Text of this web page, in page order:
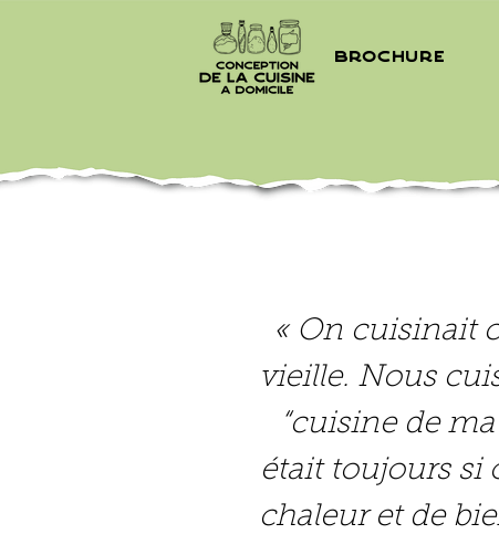
Brochure
« On cuisinait
vieille. Nous
“cuisine de
était toujours si
chaleur et de